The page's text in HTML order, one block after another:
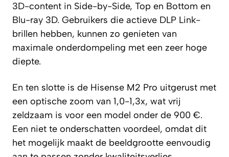
3D-content in Side-by-Side, Top en Bottom en
Blu-ray 3D. Gebruikers die actieve DLP Link-
brillen hebben, kunnen zo genieten van
maximale onderdompeling met een zeer hoge
diepte.
En ten slotte is de Hisense M2 Pro uitgerust met
een optische zoom van 1,0-1,3x, wat vrij
zeldzaam is voor een model onder de 900 €.
Een niet te onderschatten voordeel, omdat dit
het mogelijk maakt de beeldgrootte eenvoudig